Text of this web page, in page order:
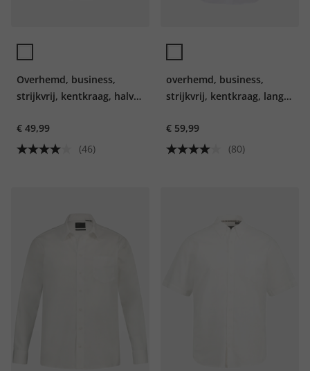
Overhemd, business,
strijkvrij, kentkraag, halve
pasvorm, tot 8XL
€ 49,99
(46)
overhemd, business,
strijkvrij, kentkraag, lange
8XL
€ 59,99
(80)